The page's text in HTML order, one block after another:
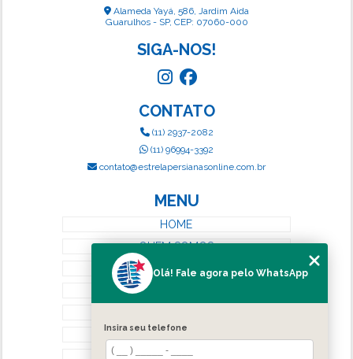
Alameda Yayá, 586, Jardim Aida
Guarulhos - SP, CEP: 07060-000
SIGA-NOS!
CONTATO
(11) 2937-2082
(11) 96994-3392
contato@estrelapersianasonline.com.br
MENU
HOME
QUEM SOMOS
SERVIÇOS
CATEGORIAS
MAPA DO SITE
Olá! Fale agora pelo WhatsApp
Insira seu telefone